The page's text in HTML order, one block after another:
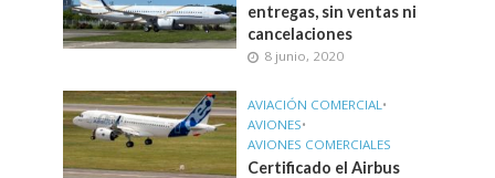
entregas, sin ventas ni
cancelaciones
8 junio, 2020
AVIACIÓN COMERCIAL •
AVIONES•
AVIONES COMERCIALES
Certificado el Airbus